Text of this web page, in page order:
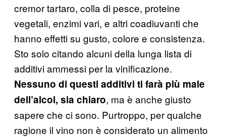
cremor tartaro, colla di pesce, proteine
vegetali, enzimi vari, e altri coadiuvanti che
hanno effetti su gusto, colore e consistenza.
Sto solo citando alcuni della lunga lista di
additivi ammessi per la vinificazione.
Nessuno di questi additivi ti farà più male
dell’alcol, sia chiaro, ma è anche giusto
sapere che ci sono. Purtroppo, per qualche
ragione il vino non è considerato un alimento